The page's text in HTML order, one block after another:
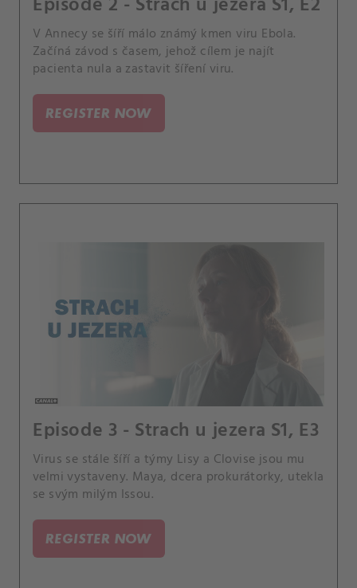
V Annecy se šíří málo známý kmen viru Ebola.
Začíná závod s časem, jehož cílem je najít
pacienta nula a zastavit šíření viru.
REGISTER NOW
Episode 3 - Strach u jezera S1, E3
Virus se stále šíří a týmy Lisy a Clovise jsou mu
velmi vystaveny. Maya, dcera prokurátorky, utekla
se svým milým Issou.
REGISTER NOW